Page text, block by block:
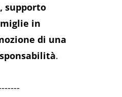
supporto
in
di una
.